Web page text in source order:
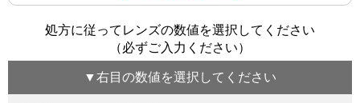
処方に従ってレンズの数値を選択してください
（必ずご入力ください）
▼右目 の数値を選択してください